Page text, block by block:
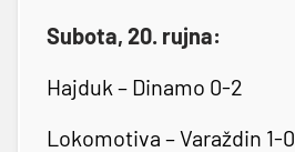
Subota, 20. rujna:
Hajduk – Dinamo 0-2
Lokomotiva – Varaždin 1-0